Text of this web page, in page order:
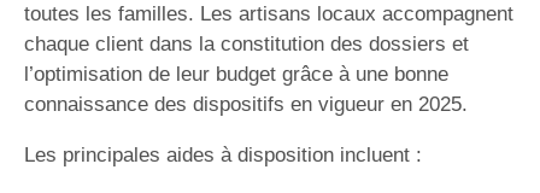
toutes les familles. Les artisans locaux accompagnent
chaque client dans la constitution des dossiers et
l’optimisation de leur budget grâce à une bonne
connaissance des dispositifs en vigueur en 2025.
Les principales aides à disposition incluent :